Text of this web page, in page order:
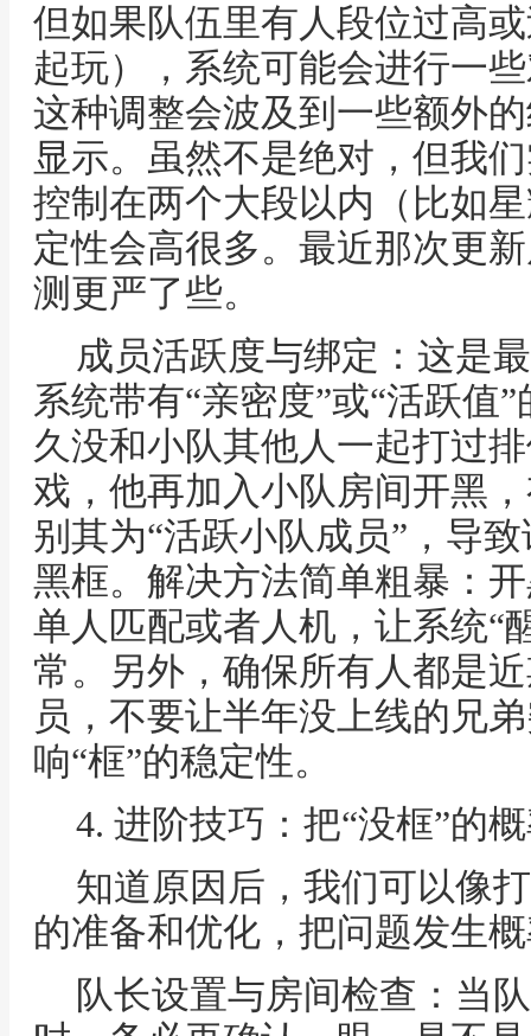
但如果队伍里有人段位过高
起玩），系统可能会进行一
这种调整会波及到一些额外
显示。虽然不是绝对，但我
控制在两个大段以内（比如
定性会高很多。最近那次更
测更严了些。
成员活跃度与绑定：这是
系统带有“亲密度”或“活跃值
久没和小队其他人一起打过
戏，他再加入小队房间开黑
别其为“活跃小队成员”，导
黑框。解决方法简单粗暴：
单人匹配或者人机，让系统“
常。另外，确保所有人都是
员，不要让半年没上线的兄
响“框”的稳定性。
4. 进阶技巧：把“没框”的
知道原因后，我们可以像
的准备和优化，把问题发生
队长设置与房间检查：当